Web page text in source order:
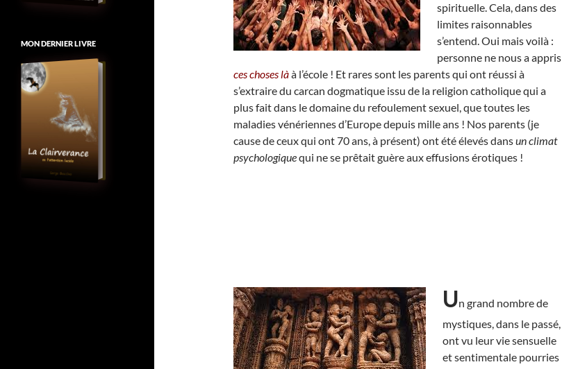
spirituelle. Cela, dans des
limites raisonnables
s’entend. Oui mais voilà :
personne ne nous a appris
ces choses làà l’école ! Et rares sont les parents qui ont réussi à
s’extraire du carcan dogmatique issu de la religion catholique qui a
plus fait dans le domaine du refoulement sexuel, que toutes les
maladies vénériennes d’Europe depuis mille ans ! Nos parents (je
cause de ceux qui ont 70 ans, à présent) ont été élevés dansun climat
psychologiquequi ne se prêtait guère aux effusions érotiques !
Un grand nombre de
mystiques, dans le passé,
ont vu leur vie sensuelle
et sentimentale pourries
MON DERNIER LIVRE